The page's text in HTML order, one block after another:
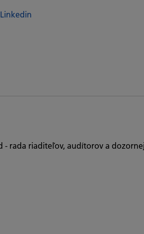
- rada riaditeľov, audítorov a dozornej